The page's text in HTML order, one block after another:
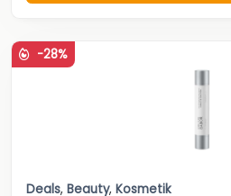
-28%
Deals, Beauty, Kosmetik